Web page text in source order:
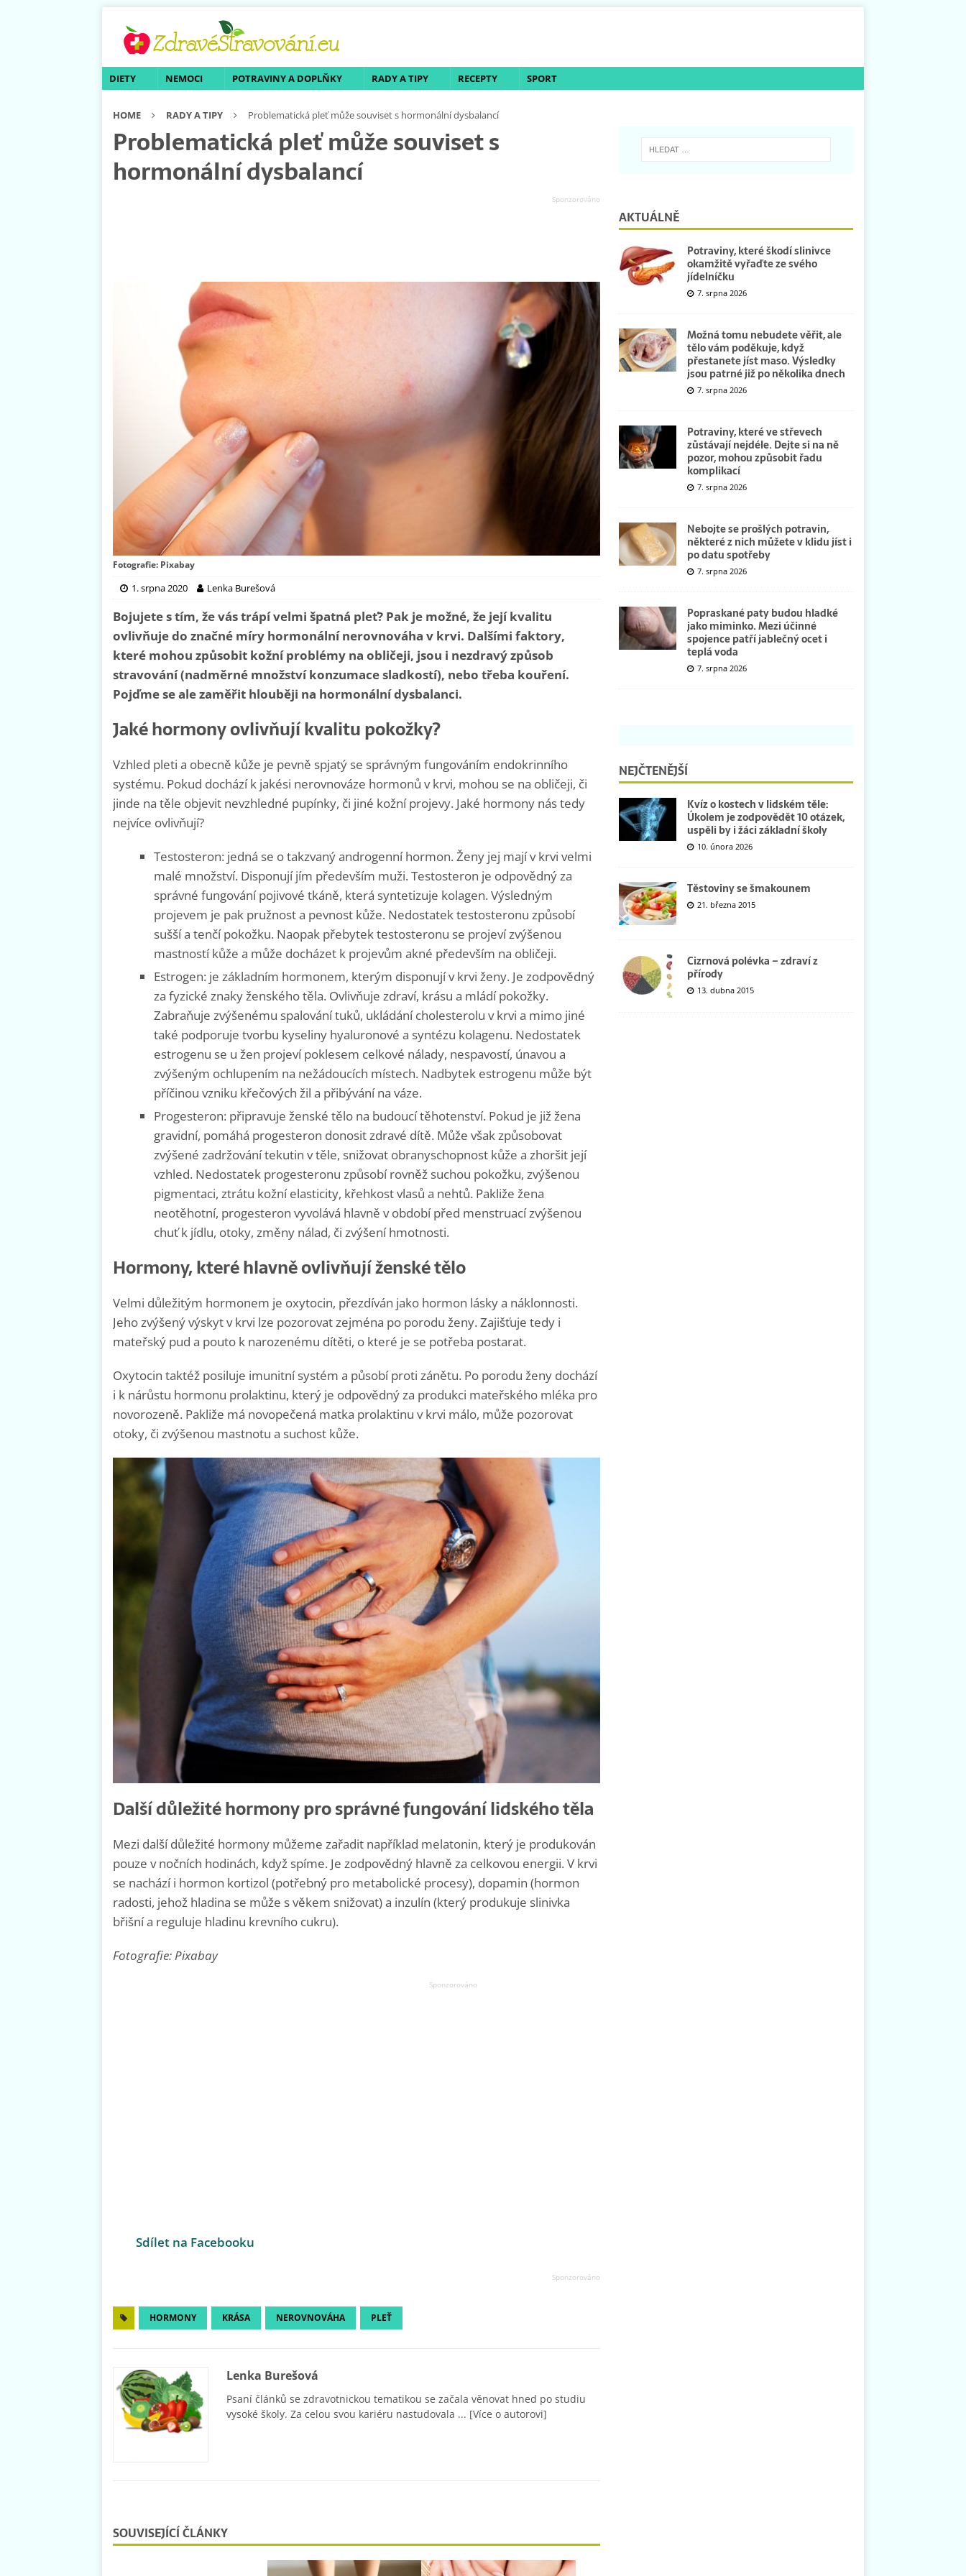
DIETY NEMOCI POTRAVINY A DOPLŇKY RADY A TIPY RECEPTY SPORT
HOME RADY A TIPY Problematická pleť může souviset s hormonální dysbalancí
Problematická pleť může souviset s
hormonální dysbalancí
Fotografie: Pixabay
1. srpna 2020 Lenka Burešová
Bojujete s tím, že vás trápí velmi špatná pleť? Pak je možné, že její kvalitu
ovlivňuje do značné míry hormonální nerovnováha v krvi. Dalšími faktory,
které mohou způsobit kožní problémy na obličeji, jsou i nezdravý způsob
stravování (nadměrné množství konzumace sladkostí), nebo třeba kouření.
Pojďme se ale zaměřit hlouběji na hormonální dysbalanci.
Jaké hormony ovlivňují kvalitu pokožky?
Vzhled pleti a obecně kůže je pevně spjatý se správným fungováním endokrinního
systému. Pokud dochází k jakési nerovnováze hormonů v krvi, mohou se na obličeji, či
jinde na těle objevit nevzhledné pupínky, či jiné kožní projevy. Jaké hormony nás tedy
nejvíce ovlivňují?
Testosteron: jedná se o takzvaný androgenní hormon. Ženy jej mají v krvi velmi
malé množství. Disponují jím především muži. Testosteron je odpovědný za
správné fungování pojivové tkáně, která syntetizuje kolagen. Výsledným
projevem je pak pružnost a pevnost kůže. Nedostatek testosteronu způsobí
sušší a tenčí pokožku. Naopak přebytek testosteronu se projeví zvýšenou
mastností kůže a může docházet k projevům akné především na obličeji.
Estrogen: je základním hormonem, kterým disponují v krvi ženy. Je zodpovědný
za fyzické znaky ženského těla. Ovlivňuje zdraví, krásu a mládí pokožky.
Zabraňuje zvýšenému spalování tuků, ukládání cholesterolu v krvi a mimo jiné
také podporuje tvorbu kyseliny hyaluronové a syntézu kolagenu. Nedostatek
estrogenu se u žen projeví poklesem celkové nálady, nespavostí, únavou a
zvýšeným ochlupením na nežádoucích místech. Nadbytek estrogenu může být
příčinou vzniku křečových žil a přibývání na váze.
Progesteron: připravuje ženské tělo na budoucí těhotenství. Pokud je již žena
gravidní, pomáhá progesteron donosit zdravé dítě. Může však způsobovat
zvýšené zadržování tekutin v těle, snižovat obranyschopnost kůže a zhoršit její
vzhled. Nedostatek progesteronu způsobí rovněž suchou pokožku, zvýšenou
pigmentaci, ztrátu kožní elasticity, křehkost vlasů a nehtů. Pakliže žena
neotěhotní, progesteron vyvolává hlavně v období před menstruací zvýšenou
chuť k jídlu, otoky, změny nálad, či zvýšení hmotnosti.
Hormony, které hlavně ovlivňují ženské tělo
Velmi důležitým hormonem je oxytocin, přezdíván jako hormon lásky a náklonnosti.
Jeho zvýšený výskyt v krvi lze pozorovat zejména po porodu ženy. Zajišťuje tedy i
mateřský pud a pouto k narozenému dítěti, o které je se potřeba postarat.
Oxytocin taktéž posiluje imunitní systém a působí proti zánětu. Po porodu ženy dochází
i k nárůstu hormonu prolaktinu, který je odpovědný za produkci mateřského mléka pro
novorozeně. Pakliže má novopečená matka prolaktinu v krvi málo, může pozorovat
otoky, či zvýšenou mastnotu a suchost kůže.
Další důležité hormony pro správné fungování lidského těla
Mezi další důležité hormony můžeme zařadit například melatonin, který je produkován
pouze v nočních hodinách, když spíme. Je zodpovědný hlavně za celkovou energii. V krvi
se nachází i hormon kortizol (potřebný pro metabolické procesy), dopamin (hormon
radosti, jehož hladina se může s věkem snižovat) a inzulín (který produkuje slinivka
břišní a reguluje hladinu krevního cukru).
Fotografie: Pixabay
Sdílet na Facebooku
HORMONY KRÁSA NEROVNOVÁHA PLEŤ
Lenka Burešová
Psaní článků se zdravotnickou tematikou se začala věnovat hned po studiu
vysoké školy. Za celou svou kariéru nastudovala ... [Více o autorovi]
SOUVISEJÍCÍ ČLÁNKY
AKTUÁLNĚ
Potraviny, které škodí slinivce
okamžitě vyřaďte ze svého
jídelníčku
7. srpna 2026
Možná tomu nebudete věřit, ale
tělo vám poděkuje, když
přestanete jíst maso. Výsledky
jsou patrné již po několika dnech
7. srpna 2026
Potraviny, které ve střevech
zůstávají nejdéle. Dejte si na ně
pozor, mohou způsobit řadu
komplikací
7. srpna 2026
Nebojte se prošlých potravin,
některé z nich můžete v klidu jíst i
po datu spotřeby
7. srpna 2026
Popraskané paty budou hladké
jako miminko. Mezi účinné
spojence patří jablečný ocet i
teplá voda
7. srpna 2026
NEJČTENĚJŠÍ
Kvíz o kostech v lidském těle:
Úkolem je zodpovědět 10 otázek,
uspěli by i žáci základní školy
10. února 2026
Těstoviny se šmakounem
21. března 2015
Cizrnová polévka – zdraví z
přírody
13. dubna 2015